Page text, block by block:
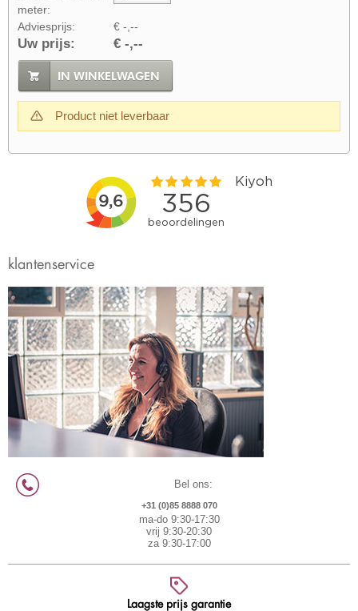
meter:
Adviesprijs:
€ -,--
Uw prijs: € -,--
IN WINKELWAGEN
Product niet leverbaar
klantenservice
Bel ons:
+31 (0)85 8888 070
ma-do 9:30-17:30
vrij 9:30-20:30
za 9:30-17:00
Laagste prijs garantie